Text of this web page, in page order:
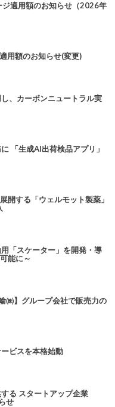
適用額のお知らせ（2026年
用額のお知らせ(変更)
、カーボンニュートラル実
「生成AI出荷検品アプリ」
開する「ウェルモット製薬」
「スケーター」を開発・導
能に～
㈱】グループ会社で販売力の
ビスを本格始動
る スタートアップ企業
せ